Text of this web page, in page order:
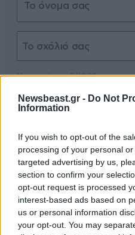
Newsbeast.gr - Do Not
Information
If you wish to opt-out of the
processing of your personal
targeted advertising by us,
section to confirm your
opt-out request is processed
interest-based ads based on
us or personal information
your opt-out. You may
Xαρακτήρες: 0/1000
Διαβάστε και
TRENDING